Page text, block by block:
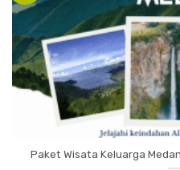
Paket Wisata Keluarga